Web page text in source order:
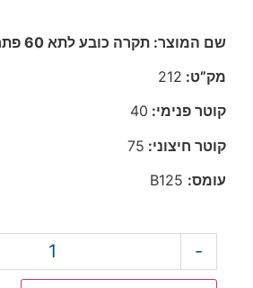
שם המוצר: תקרה כובע לתא 60 פתח 40
מק”ט: 212
קוטר פנימי: 40
קוטר חיצוני: 75
עומס:
-